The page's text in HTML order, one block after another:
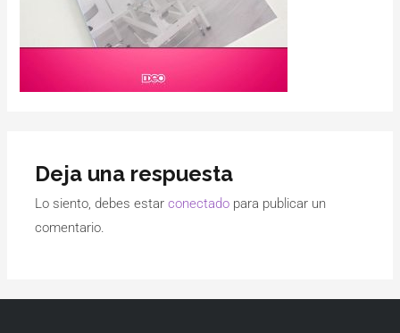
Deja una respuesta
Lo siento, debes estarconectado para publicar un
comentario.